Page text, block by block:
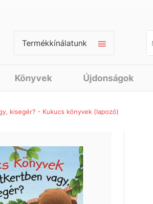
Termékkínálatunk
Könyvek Újdonságok
kisegér? - Kukucs könyvek (lapozó)